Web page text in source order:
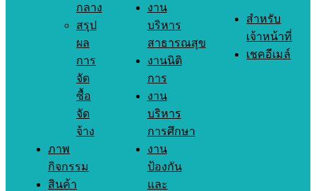
กลาง
สรุป
ผล
การ
จัด
ซื้อ
จัด
จ้าง
ภาพ
กิจกรรม
สินค้า
งาน
บริหาร
สาธารณสุข
งานนิติ
การ
งาน
บริหาร
การศึกษา
งาน
ป้องกัน
และ
สำหรับ
เจ้าหน้าที่
เชคอีเมล์